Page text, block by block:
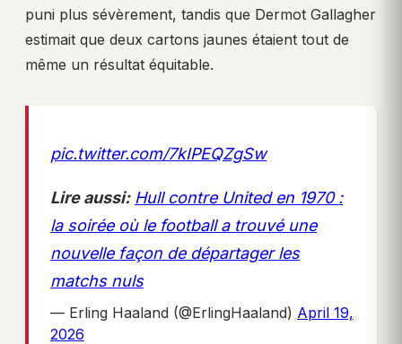
puni plus sévèrement, tandis que Dermot Gallagher
estimait que deux cartons jaunes étaient tout de
même un résultat équitable.
pic.twitter.com/7kIPEQZgSw
Lire aussi: Hull contre United en 1970 :
la soirée où le football a trouvé une
nouvelle façon de départager les
matchs nuls
— Erling Haaland (@ErlingHaaland) April 19,
2026